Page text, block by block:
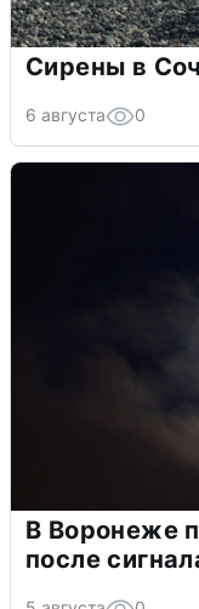
Сирены в
6 августа 0
В Воронеже
после